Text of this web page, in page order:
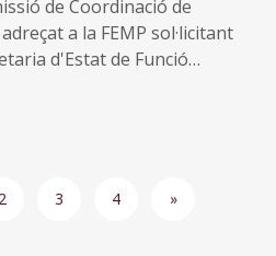
de Coordinació de
a la FEMP sol·licitant
d'Estat de Funció